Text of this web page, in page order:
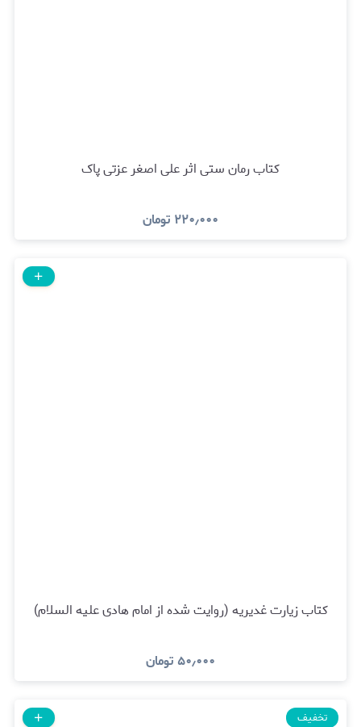
کتاب رمان ستی اثر علی اصغر عزتی پاک
۲۲۰٫۰۰۰ تومان
کتاب زیارت غدیریه (روایت شده از امام هادی علیه السلام)
۵۰٫۰۰۰تومان
تخفیف